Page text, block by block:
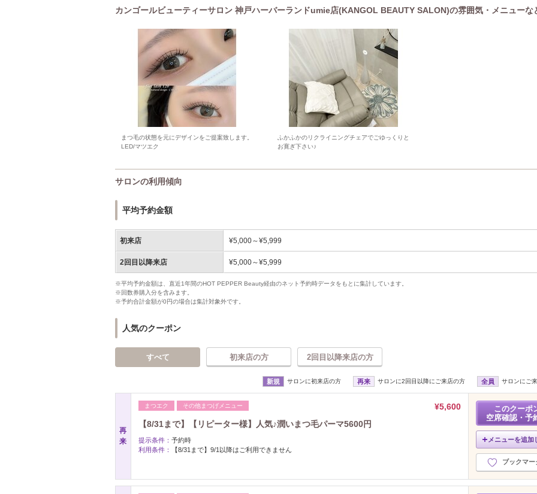
カンゴールビューティーサロン 神戸ハーバーランドumie店(KANGOL BEAUTY SALON)の雰囲気・メニューな
まつ毛の状態を元にデザインをご提案致します。
LED/マツエク
ふかふかのリクライニングチェアでごゆっくりと
お寛ぎ下さい♪
サロンの利用傾向
平均予約金額
初来店 ¥5,000～¥5,999
2回目以降来店 ¥5,000～¥5,999
※平均予約金額は、直近1年間のHOT PEPPER Beauty経由のネット予約時データをもとに集計しています。
※回数券購入分を含みます。
※予約合計金額が0円の場合は集計対象外です。
人気のクーポン
すべて 初来店の方 2回目以降来店の方
新規 サロンに初来店の方 再来 サロンに2回目以降にご来店の方 全員 サロンにご
再
来
まつエク その他まつげメニュー
¥5,600
【8/31まで】【リピーター様】人気♪潤いまつ毛パーマ5600円
提示条件： 予約時
利用条件：
【8/31まで】9/1以降はご利用できません
このクーポ
空席確認・予
メニューを追加
ブックマー